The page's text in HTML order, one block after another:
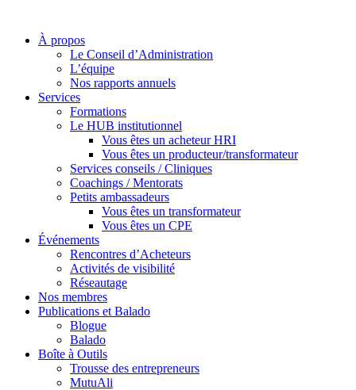
À propos
Le Conseil d’Administration
L’équipe
Nos rapports annuels
Services
Formations
Le HUB institutionnel
Vous êtes un acheteur HRI
Vous êtes un producteur/transformateur
Services conseils / Cliniques
Coachings / Mentorats
Petits ambassadeurs
Vous êtes un transformateur
Vous êtes un CPE
Événements
Rencontres d’Acheteurs
Activités de visibilité
Réseautage
Nos membres
Publications et Balado
Blogue
Balado
Boîte à Outils
Trousse des entrepreneurs
MutuAli